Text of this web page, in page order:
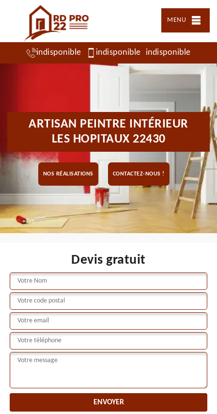
MENU
indisponible indisponible indisponible
ARTISAN PEINTRE INTÉRIEUR
LES HOPITAUX 22430
NOS RÉALISATIONS CONTACTEZ-NOUS !
Devis gratuit